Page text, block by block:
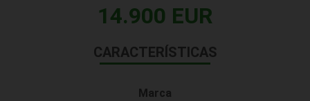
14.900 EUR
CARACTERÍSTICAS
Marca